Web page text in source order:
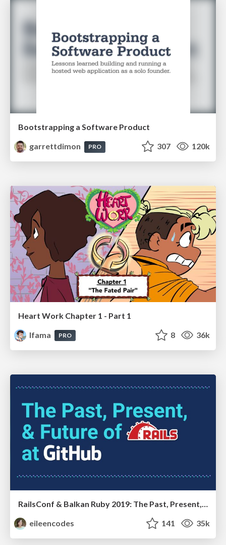
Bootstrapping a Software Product
garrettdimon
PRO 307 120k
Heart Work Chapter 1 - Part 1
lfama
PRO 8 36k
RailsConf & Balkan Ruby 2019: The Past, Present, and Future of Rails at GitHub
eileencodes
141 35k